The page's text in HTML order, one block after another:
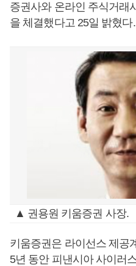
증권사와 온라인 주식거래
을 체결했다고 25일 밝혔다.
▲ 권용원 키움증권 사장.
키움증권은 라이선스 제공
5년 동안 피낸시아 사이러